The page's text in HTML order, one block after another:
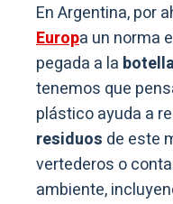
En Argentina, por
Europa un norma
pegada a la
tenemos que
plástico ayuda a
residuos de este
vertederos o
ambiente,